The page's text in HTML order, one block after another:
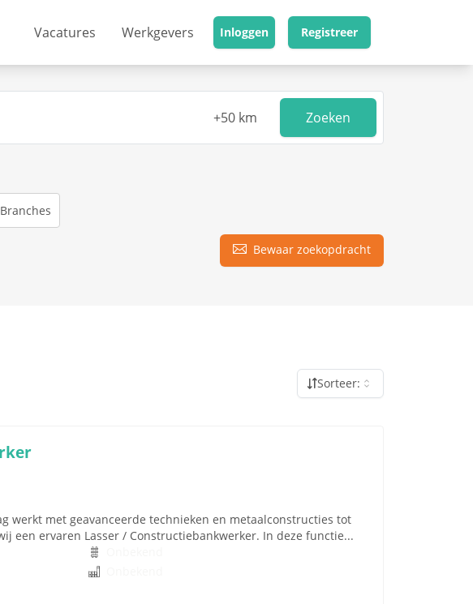
Vacatures Werkgevers Inloggen Registreer
Zoeken
Bewaar zoekopdracht
Sorteer:
werkt met geavanceerde technieken en metaalconstructies tot
een ervaren Lasser / Constructiebankwerker. In deze functie...